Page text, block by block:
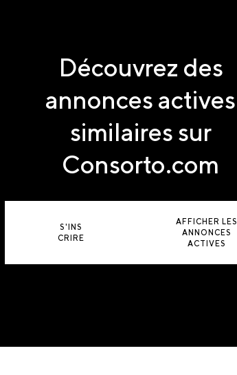
Découvrez des
annonces actives
similaires sur
Consorto.com
S'INS
CRIRE
AFFICHER LES
ANNONCES
ACTIVES